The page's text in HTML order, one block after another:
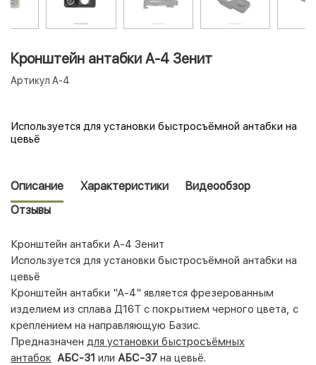
Кронштейн антабки А-4 Зенит
Артикул А-4
Используется для установки быстросъёмной антабки на
цевьё
Описание Характеристики
Видеообзор
Отзывы
Кронштейн антабки А-4 Зенит
Используется для установки быстросъёмной антабки на
цевьё
Кронштейн антабки "А-4" является фрезерованным
изделием из сплава Д16Т с покрытием черного цвета, с
креплением на направляющую Базис.
Предназначен для установки быстросъёмных
антабок АБС-31 или АБС-37 на цевьё.